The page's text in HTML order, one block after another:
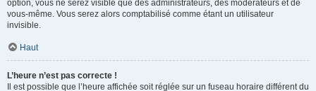
option, vous ne serez visible que des administrateurs, des modérateurs et de
vous-même. Vous serez alors comptabilisé comme étant un utilisateur
invisible.
Haut
L’heure n’est pas correcte !
Il est possible que l’heure affichée soit réglée sur un fuseau horaire différent du